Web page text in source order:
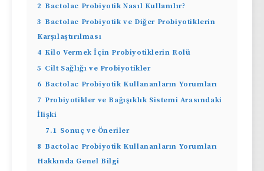
2 Bactolac Probiyotik Nasıl Kullanılır?
3 Bactolac Probiyotik ve Diğer Probiyotiklerin
Karşılaştırılması
4 Kilo Vermek İçin Probiyotiklerin Rolü
5 Cilt Sağlığı ve Probiyotikler
6 Bactolac Probiyotik Kullananların Yorumları
7 Probiyotikler ve Bağışıklık Sistemi Arasındaki
İlişki
7.1 Sonuç ve Öneriler
8 Bactolac Probiyotik Kullananların Yorumları
Hakkında Genel Bilgi